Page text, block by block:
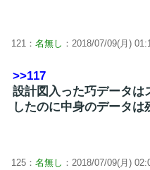
121： 名無し ：2018/07/09(月)
>>117
設計図入った巧データは
したのに中身のデータは
125： 名無し ：2018/07/09(月)